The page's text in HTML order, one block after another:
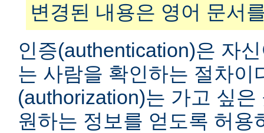
변경된 내용은 영어 문서
인증(authentication)은 자
는 사람을 확인하는 절차이
(authorization)는 가고 싶
원하는 정보를 얻도록 허용